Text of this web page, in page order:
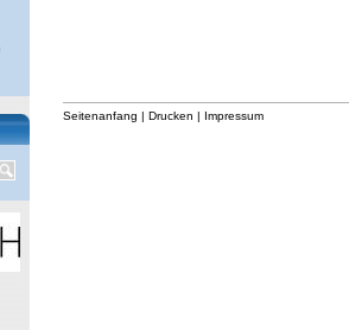
Seitenanfang | Drucken | Impressum